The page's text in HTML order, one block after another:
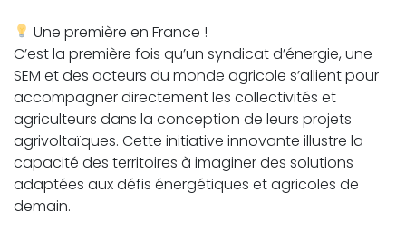
Une première en France !
C’est la première fois qu’un syndicat d’énergie, une
SEM et des acteurs du monde agricole s’allient pour
accompagner directement les collectivités et
agriculteurs dans la conception de leurs projets
agrivoltaïques. Cette initiative innovante illustre la
capacité des territoires à imaginer des solutions
adaptées aux défis énergétiques et agricoles de
demain.